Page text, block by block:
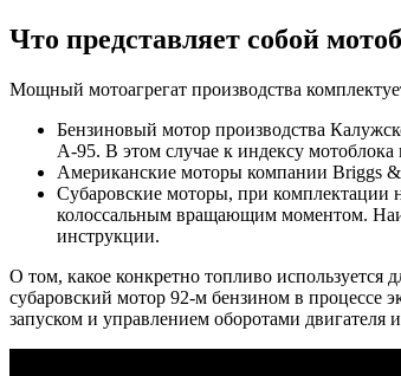
Что представляет собой
Мощный мотоагрегат производства
Бензиновый мотор производства
А-95. В этом случае к индексу
Американские моторы компании Briggs &
Субаровские моторы, при комплектации
колоссальным вращающим моментом.
инструкции.
О том, какое конкретно топливо
субаровский мотор 92-м бензином в процессе
запуском и управлением оборотами двигателя